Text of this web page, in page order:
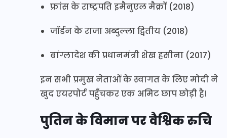
फ्रांस के राष्ट्रपति इमैनुएल मैक्रों (2018)
जॉर्डन के राजा अब्दुल्ला द्वितीय (2018)
बांग्लादेश की प्रधानमंत्री शेख हसीना (2017)
इन सभी प्रमुख नेताओं के स्वागत के लिए मोदी ने
खुद एयरपोर्ट पहुँचकर एक अमिट छाप छोड़ी है।
पुतिन के विमान पर वैश्विक रुचि